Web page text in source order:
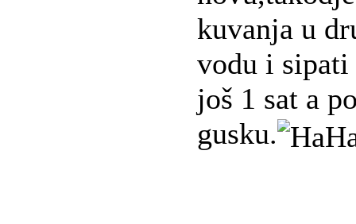
kuvanja u
vodu i
još 1 sat a
gusku.